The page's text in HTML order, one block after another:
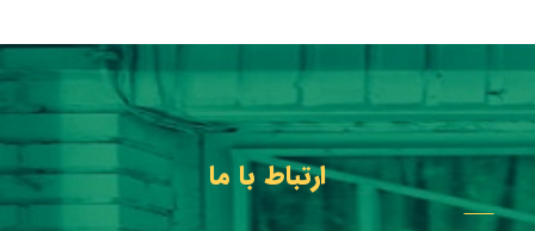
ارتباط با ما